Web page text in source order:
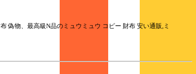
偽物、最高級N品のミュウミュウ コピー 財布 安い通販,ミ